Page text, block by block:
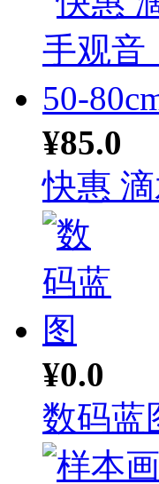
¥85.0
快惠
¥0.0
数码蓝